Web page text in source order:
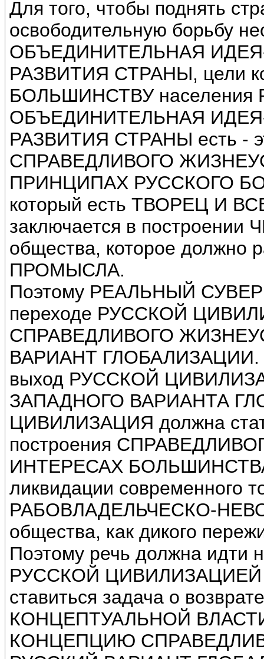
Для того, чтобы поднять
освободительную борьбу
ОБЪЕДИНИТЕЛЬНАЯ
РАЗВИТИЯ СТРАНЫ, цели
БОЛЬШИНСТВУ населения
ОБЪЕДИНИТЕЛЬНАЯ
РАЗВИТИЯ СТРАНЫ есть -
СПРАВЕДЛИВОГО
ПРИНЦИПАХ РУССКОГО
который есть ТВОРЕЦ И
заключается в
общества, которое должно
ПРОМЫСЛА.
Поэтому РЕАЛЬНЫЙ
переходе РУССКОЙ
СПРАВЕДЛИВОГО
ВАРИАНТ ГЛОБАЛИЗАЦИИ. А
выход РУССКОЙ
ЗАПАДНОГО ВАРИАНТА
ЦИВИЛИЗАЦИЯ должна
построения
ИНТЕРЕСАХ БОЛЬШИНСТВА,
ликвидации современного
РАБОВЛАДЕЛЬЧЕСКО-
общества, как дикого
Поэтому речь должна идти
РУССКОЙ ЦИВИЛИЗАЦИЕЙ
ставиться задача о
КОНЦЕПТУАЛЬНОЙ ВЛАСТИ,
КОНЦЕПЦИЮ